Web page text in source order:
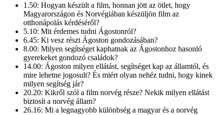
1.50: Hogyan készült a film, honnan jött az ötlet, hogy
Magyarországon és Norvégiában készüljön film az
otthonápolás kérdéséről?
5.10: Mit érdemes tudni Ágostonról?
6.45: Ki vesz részt Ágoston gondozásában?
8.00: Milyen segítséget kaphatnak az Ágostonhoz hasonló
gyerekeket gondozó családok?
14.00: Ágoston milyen ellátást, segítséget kap az államtól, és
mire lehetne jogosult? És miért olyan nehéz tudni, hogy kinek
milyen segítség jár?
20.20: Kikről szól a film norvég része? Nekik milyen ellátást
biztosít a norvég állam?
26.16: Mi a legnagyobb különbség a magyar és a norvég